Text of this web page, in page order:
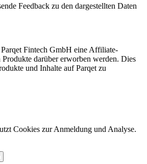
Feedback zu den dargestellten Daten
Fintech GmbH eine Affiliate-
darüber erworben werden. Dies
und Inhalte auf Parqet zu
Cookies zur Anmeldung und Analyse.